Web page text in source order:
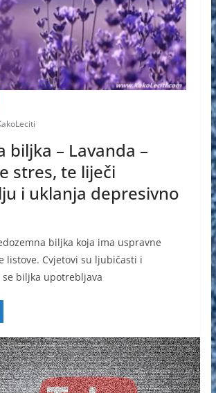
biljka – Lavanda –
stres, te liječi
i uklanja depresivno
biljka koja ima uspravne
listove. Cvjetovi su ljubičasti i
biljka upotrebljava